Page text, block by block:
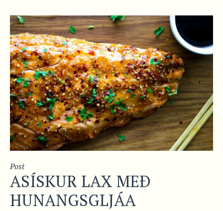
Post
ASÍSKUR LAX MEÐ
HUNANGSGLJÁA